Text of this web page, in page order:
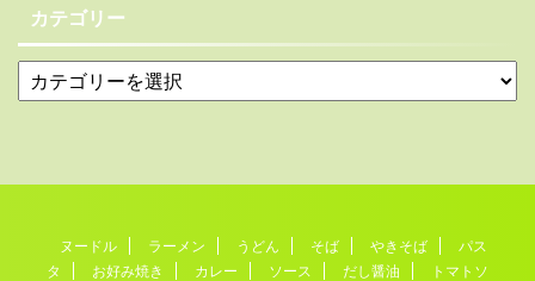
カテゴリー
ヌードル ラーメン うどん そば やきそば
パス
タ
お好み焼き カレー ソース だし醤油
トマトソ